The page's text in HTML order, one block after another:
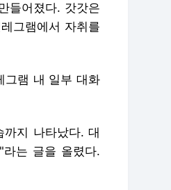
들어졌다. 갓갓은
그램에서 자취를
그램 내 일부 대화
지 나타났다. 대
는 글을 올렸다.